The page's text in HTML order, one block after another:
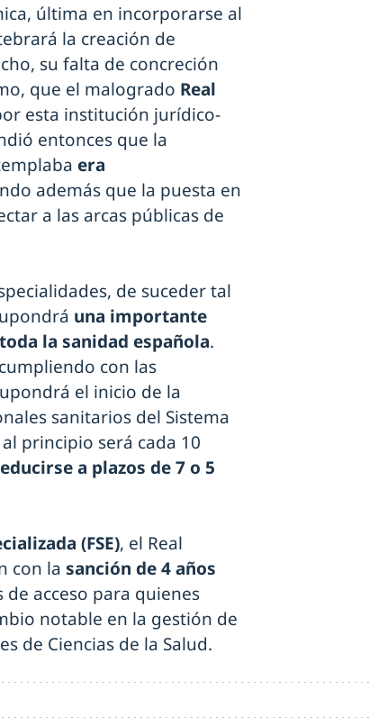
última en incorporarse al
la creación de
su falta de concreción
que el malogrado Real
esta institución jurídico-
entonces que la
era
además que la puesta en
a las arcas públicas de
de suceder tal
una importante
la sanidad española.
con las
el inicio de la
sanitarios del Sistema
principio será cada 10
a plazos de 7 o 5
(FSE), el Real
con la sanción de 4 años
acceso para quienes
notable en la gestión de
de Ciencias de la Salud.